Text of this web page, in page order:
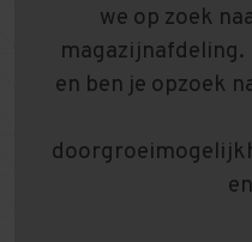
we op zoek
magazijnafdeling.
en ben je opzoek